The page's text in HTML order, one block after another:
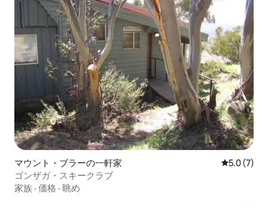
マウント・ブラーの一軒家 レビュー7
5.0 (7)
ゴンザガ・スキークラブ
家族 · 価格 · 眺め